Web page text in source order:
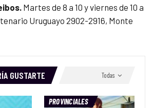
Martes de 8 a 10 y viernes de 10 a
Uruguayo 2902-2916, Monte
Todas
GUSTARTE
PROVINCIALES